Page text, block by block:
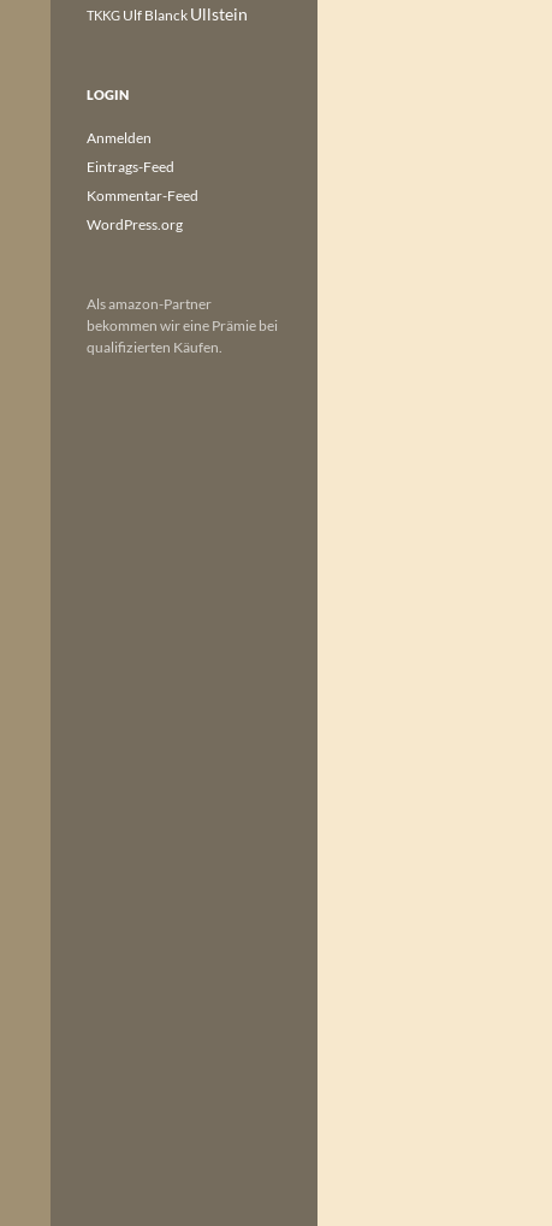
TKKG Ulf Blanck Ullstein
LOGIN
Anmelden
Eintrags-Feed
Kommentar-Feed
WordPress.org
Als amazon-Partner
bekommen wir eine Prämie bei
qualifizierten Käufen.